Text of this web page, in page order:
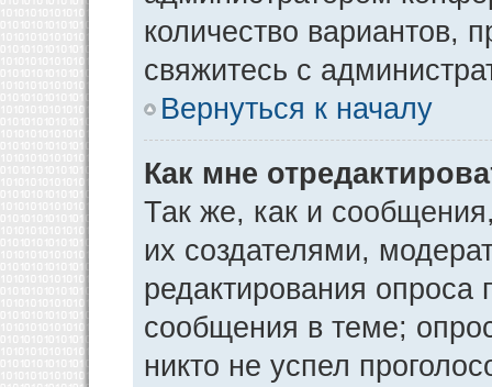
количество вариантов,
свяжитесь с
Вернуться к началу
Как мне
Так же, как и
их создателями,
редактирования опроса
сообщения в теме;
никто не успел